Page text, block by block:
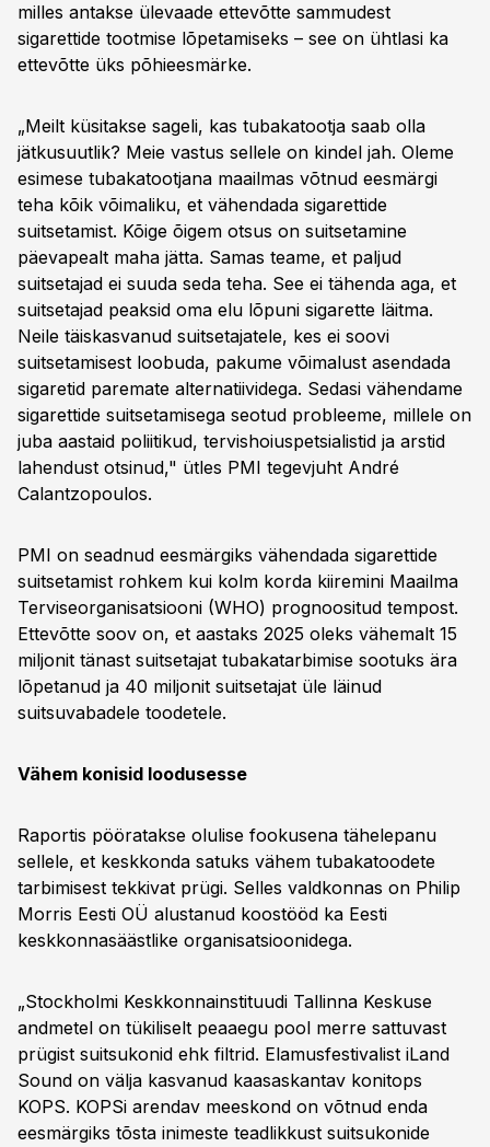
milles antakse ülevaade ettevõtte sammudest
sigarettide tootmise lõpetamiseks – see on ühtlasi ka
ettevõtte üks põhieesmärke.
„Meilt küsitakse sageli, kas tubakatootja saab olla
jätkusuutlik? Meie vastus sellele on kindel jah. Oleme
esimese tubakatootjana maailmas võtnud eesmärgi
teha kõik võimaliku, et vähendada sigarettide
suitsetamist. Kõige õigem otsus on suitsetamine
päevapealt maha jätta. Samas teame, et paljud
suitsetajad ei suuda seda teha. See ei tähenda aga, et
suitsetajad peaksid oma elu lõpuni sigarette läitma.
Neile täiskasvanud suitsetajatele, kes ei soovi
suitsetamisest loobuda, pakume võimalust asendada
sigaretid paremate alternatiividega. Sedasi vähendame
sigarettide suitsetamisega seotud probleeme, millele on
juba aastaid poliitikud, tervishoiuspetsialistid ja arstid
lahendust otsinud," ütles PMI tegevjuht André
Calantzopoulos.
PMI on seadnud eesmärgiks vähendada sigarettide
suitsetamist rohkem kui kolm korda kiiremini Maailma
Terviseorganisatsiooni (WHO) prognoositud tempost.
Ettevõtte soov on, et aastaks 2025 oleks vähemalt 15
miljonit tänast suitsetajat tubakatarbimise sootuks ära
lõpetanud ja 40 miljonit suitsetajat üle läinud
suitsuvabadele toodetele.
Vähem konisid loodusesse
Raportis pööratakse olulise fookusena tähelepanu
sellele, et keskkonda satuks vähem tubakatoodete
tarbimisest tekkivat prügi. Selles valdkonnas on Philip
Morris Eesti OÜ alustanud koostööd ka Eesti
keskkonnasäästlike organisatsioonidega.
„Stockholmi Keskkonnainstituudi Tallinna Keskuse
andmetel on tükiliselt peaaegu pool merre sattuvast
prügist suitsukonid ehk filtrid. Elamusfestivalist iLand
Sound on välja kasvanud kaasaskantav konitops
KOPS. KOPSi arendav meeskond on võtnud enda
eesmärgiks tõsta inimeste teadlikkust suitsukonide